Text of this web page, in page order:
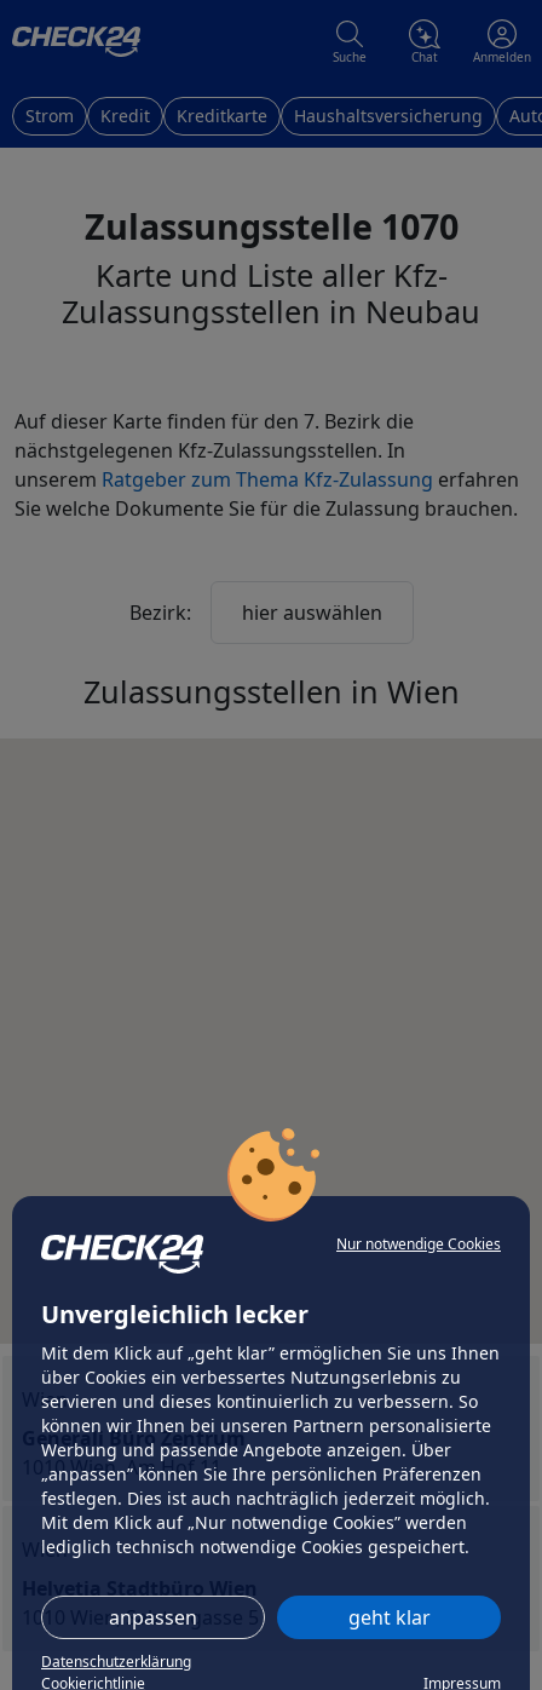
Nur notwendige Cookies
Unvergleichlich lecker
Mit dem Klick auf „geht klar” ermöglichen Sie uns Ihnen
über Cookies ein verbessertes Nutzungserlebnis zu
servieren und dieses kontinuierlich zu verbessern. So
können wir Ihnen bei unseren Partnern personalisierte
Werbung und passende Angebote anzeigen. Über
„anpassen” können Sie Ihre persönlichen Präferenzen
festlegen. Dies ist auch nachträglich jederzeit möglich.
Mit dem Klick auf „Nur notwendige Cookies” werden
lediglich technisch notwendige Cookies gespeichert.
anpassen geht klar
Datenschutzerklärung
Cookierichtlinie
Impressum
Suche Chat Anmelden
Strom Kredit Kreditkarte Haushaltsversicherung
Zulassungsstelle 1070
Karte und Liste aller Kfz-
Zulassungsstellen in Neubau
Auf dieser Karte finden für den 7. Bezirk die
nächstgelegenen Kfz-Zulassungsstellen. In
unserem Ratgeber zum Thema Kfz-Zulassung erfahren
Sie welche Dokumente Sie für die Zulassung brauchen.
Bezirk: hier auswählen
Zulassungsstellen in Wien
Wien
Generali Büro Zentrum
1010 Wien, Am Hof 11
Wien
1010 Wien, Salztorgasse 5